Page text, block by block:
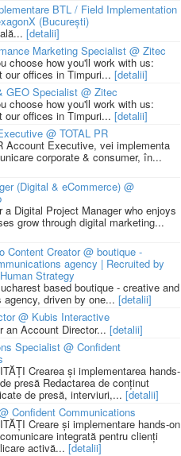
BTL / Field Implementation
(București)
[detalii]
Marketing Specialist @ Zitec
choose how you'll work with us:
our offices in Timpuri... [detalii]
GEO Specialist @ Zitec
choose how you'll work with us:
our offices in Timpuri... [detalii]
@ TOTAL PR
Account Executive, vei implementa
corporate & consumer, în...
(Digital & eCommerce) @
a Digital Project Manager who enjoys
grow through digital marketing...
Content Creator @ boutique -
agency | Recruited by
Strategy
based boutique - creative and
driven by one... [detalii]
@ Kubis Interactive
an Account Director... [detalii]
Specialist @ Confident
Crearea și implementarea hands-
presă Redactarea de conținut
de presă, interviuri,... [detalii]
Confident Communications
Creare și implementare hands-on
integrată pentru clienți
activă... [detalii]